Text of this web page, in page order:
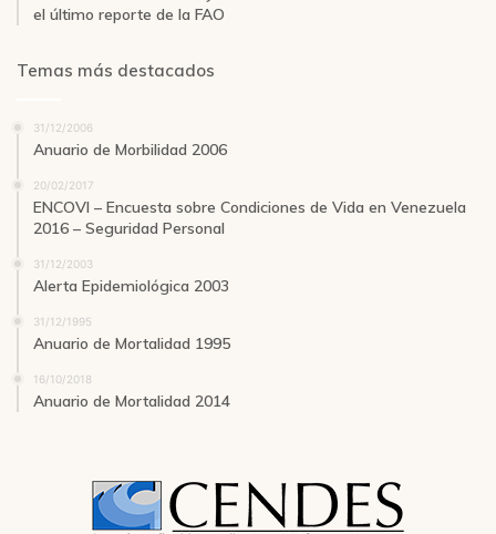
el último reporte de la FAO
Temas más destacados
31/12/2006
Anuario de Morbilidad 2006
20/02/2017
ENCOVI – Encuesta sobre Condiciones de Vida en Venezuela
2016 – Seguridad Personal
31/12/2003
Alerta Epidemiológica 2003
31/12/1995
Anuario de Mortalidad 1995
16/10/2018
Anuario de Mortalidad 2014